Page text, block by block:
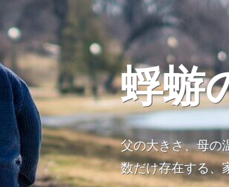
蜉蝣
父の大きさ、母の
数だけ存在する、